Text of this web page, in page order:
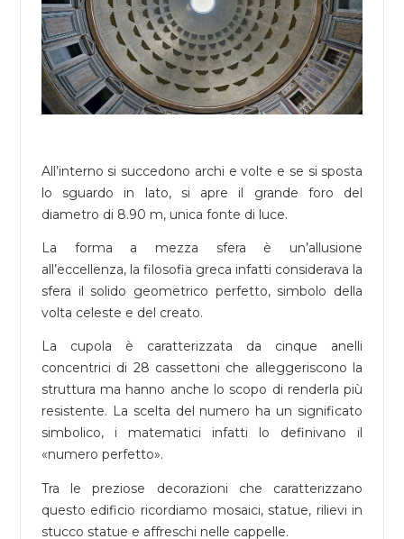
All’interno si succedono archi e volte e se si sposta
lo sguardo in lato, si apre il grande foro del
diametro di 8.90 m, unica fonte di luce.
La forma a mezza sfera è un’allusione
all’eccellenza, la filosofia greca infatti considerava la
sfera il solido geometrico perfetto, simbolo della
volta celeste e del creato.
La cupola è caratterizzata da cinque anelli
concentrici di 28 cassettoni che alleggeriscono la
struttura ma hanno anche lo scopo di renderla più
resistente. La scelta del numero ha un significato
simbolico, i matematici infatti lo definivano il
«numero perfetto».
Tra le preziose decorazioni che caratterizzano
questo edificio ricordiamo mosaici, statue, rilievi in
stucco statue e affreschi nelle cappelle.